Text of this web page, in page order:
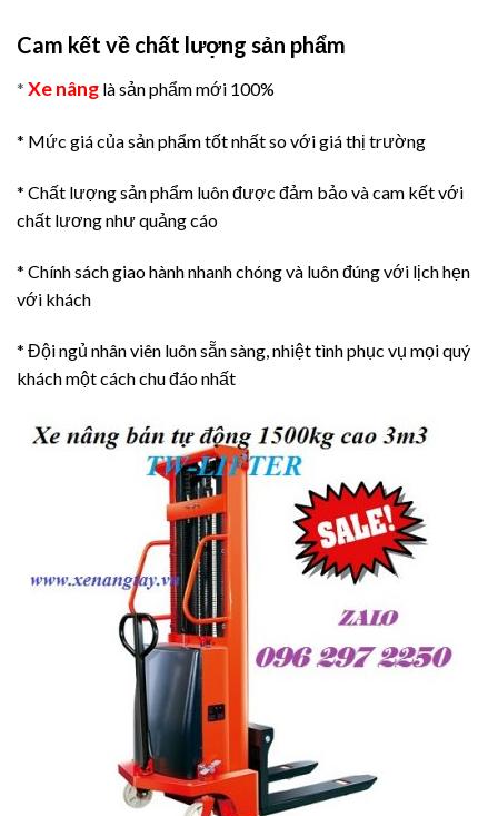
Cam kết về chất lượng sản phẩm
* Xe nâng là sản phẩm mới 100%
* Mức giá của sản phẩm tốt nhất so với giá thị trường
* Chất lượng sản phẩm luôn được đảm bảo và cam kết với
chất lương như quảng cáo
* Chính sách giao hành nhanh chóng và luôn đúng với lịch hẹn
với khách
* Đội ngủ nhân viên luôn sẵn sàng, nhiệt tình phục vụ mọi quý
khách một cách chu đáo nhất